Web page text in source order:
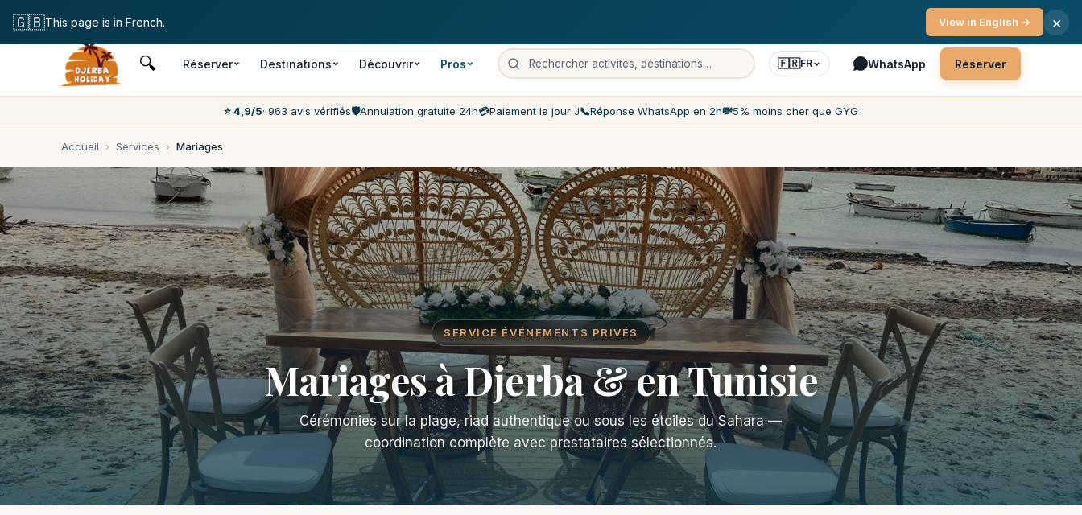
🔍 Réserver Destinations Découvrir Pros 🇫🇷FR WhatsApp Réserver
⭐ 4,9/5· 963 avis vérifiés🛡️Annulation gratuite 24h💳Paiement le jour J📞Réponse WhatsApp en 2h💸5% moins cher que GYG
Accueil › Services › Mariages
SERVICE ÉVÉNEMENTS PRIVÉS
Mariages à Djerba & en Tunisie
Cérémonies sur la plage, riad authentique ou sous les étoiles du Sahara —
coordination complète avec prestataires sélectionnés.
🇬🇧This page is in French. View in English → ×